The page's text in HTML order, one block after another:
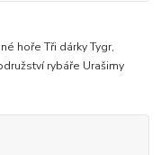
hoře Tři dárky Tygr,
rybáře Urašimy